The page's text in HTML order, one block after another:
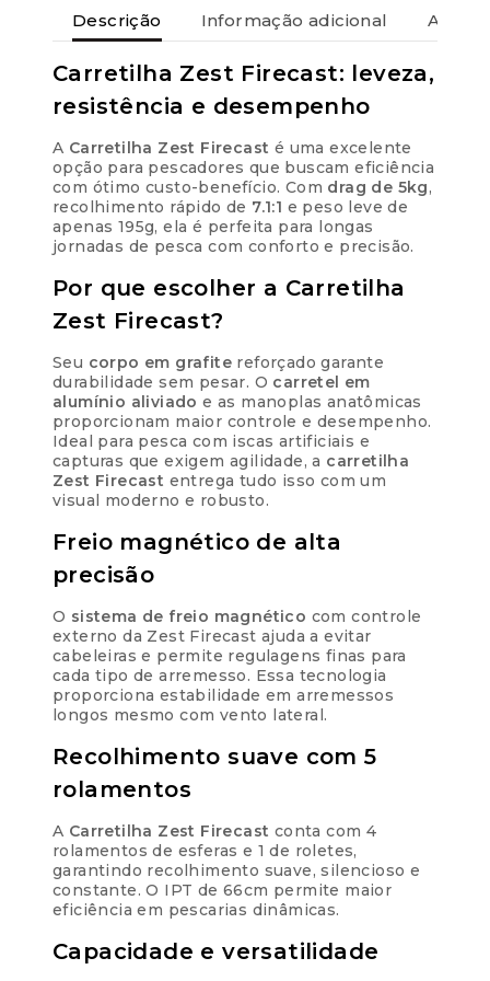
Parcelas:
1x de R$
juros
2x de R$132,45
sem juros
R$264,90
3x deR$88,30
sem juros
R$264,90
4x de
com juros
5x deR$54,83
com juros
R$274,15
6x deR$45,91
com juros
R$275,46
com juros
8x deR$
com juros
9x deR$31,05
com juros
R$279,45
28,08com
R$280,80
11x deR$25,64
com juros
R$282,04
12x deR$23,62
com juros
R$283,44
Descrição Informação adicional
Carretilha Zest Firecast: leveza,
resistência e desempenho
A Carretilha Zest Firecast é uma excelente
opção para pescadores que buscam eficiência
com ótimo custo-benefício. Com drag de 5kg,
recolhimento rápido de 7.1:1 e peso leve de
apenas 195g, ela é perfeita para longas
jornadas de pesca com conforto e precisão.
Por que escolher a Carretilha
Zest Firecast?
Seu corpo em grafite reforçado garante
durabilidade sem pesar. O carretel em
alumínio aliviado e as manoplas anatômicas
proporcionam maior controle e desempenho.
Ideal para pesca com iscas artificiais e
capturas que exigem agilidade, a carretilha
Zest Firecast entrega tudo isso com um
visual moderno e robusto.
Freio magnético de alta
precisão
O sistema de freio magnético com controle
externo da Zest Firecast ajuda a evitar
cabeleiras e permite regulagens finas para
cada tipo de arremesso. Essa tecnologia
proporciona estabilidade em arremessos
longos mesmo com vento lateral.
Recolhimento suave com 5
rolamentos
A Carretilha Zest Firecast conta com 4
rolamentos de esferas e 1 de roletes,
garantindo recolhimento suave, silencioso e
constante. O IPT de 66cm permite maior
eficiência em pescarias dinâmicas.
Capacidade e versatilidade